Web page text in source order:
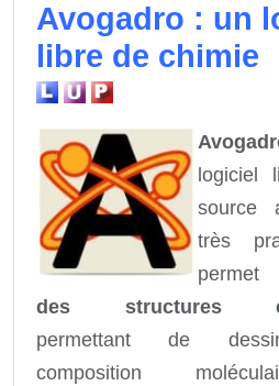
Avogadro : un
libre de chimie
logiciel
source
très
des structures
permettant de
composition